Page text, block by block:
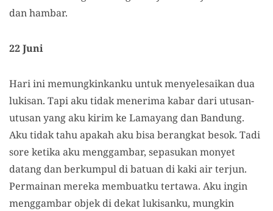
dan hambar.
22 Juni
Hari ini memungkinkanku untuk menyelesaikan dua
lukisan. Tapi aku tidak menerima kabar dari utusan-
utusan yang aku kirim ke Lamayang dan Bandung.
Aku tidak tahu apakah aku bisa berangkat besok. Tadi
sore ketika aku menggambar, sepasukan monyet
datang dan berkumpul di batuan di kaki air terjun.
Permainan mereka membuatku tertawa. Aku ingin
menggambar objek di dekat lukisanku, mungkin